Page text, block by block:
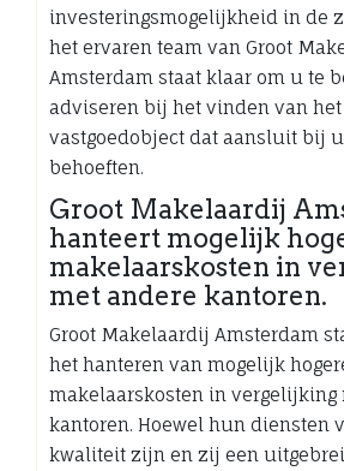
investeringsmogelijkheid in de
het ervaren team van Groot
Amsterdam staat klaar om u te
adviseren bij het vinden van het
vastgoedobject dat aansluit bij
behoeften.
Groot Makelaardij
hanteert mogelijk
makelaarskosten in
met andere kantoren.
Groot Makelaardij Amsterdam
het hanteren van mogelijk
makelaarskosten in vergelijking
kantoren. Hoewel hun diensten
kwaliteit zijn en zij een